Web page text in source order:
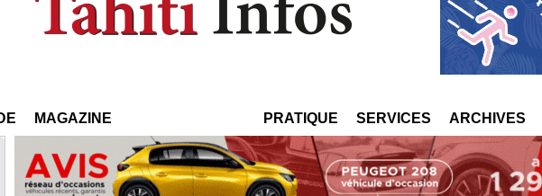
MAGAZINE PRATIQUE SERVICES ARCHIVES